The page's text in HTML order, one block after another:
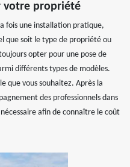
votre propriété
fois une installation pratique,
que soit le type de propriété ou
opter pour une pose de
différents types de modèles.
que vous souhaitez. Après la
des professionnels dans
afin de connaître le coût